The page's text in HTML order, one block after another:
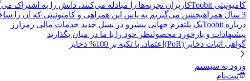
کامیونیتی Toobit
کاربران تجربه‌ها را مبادله می‌کنند، دانش را به اشتراک
3 سال همراهی
جشن می‌گیریم به پاس این همراهی و کامیونیتی که آن را
درباره Toobit
یک پلتفرم جهانی پیشرو در نسل جدید خدمات مالی رمزارز
پیشنهادات و بازخورد محصولنظر خود را با ما در میان بگذارید
گواهی اثبات ذخایر (PoR)
اعتماد، با تکیه بر 100% ذخایر
ورود به سیستم
ثبت‌نام